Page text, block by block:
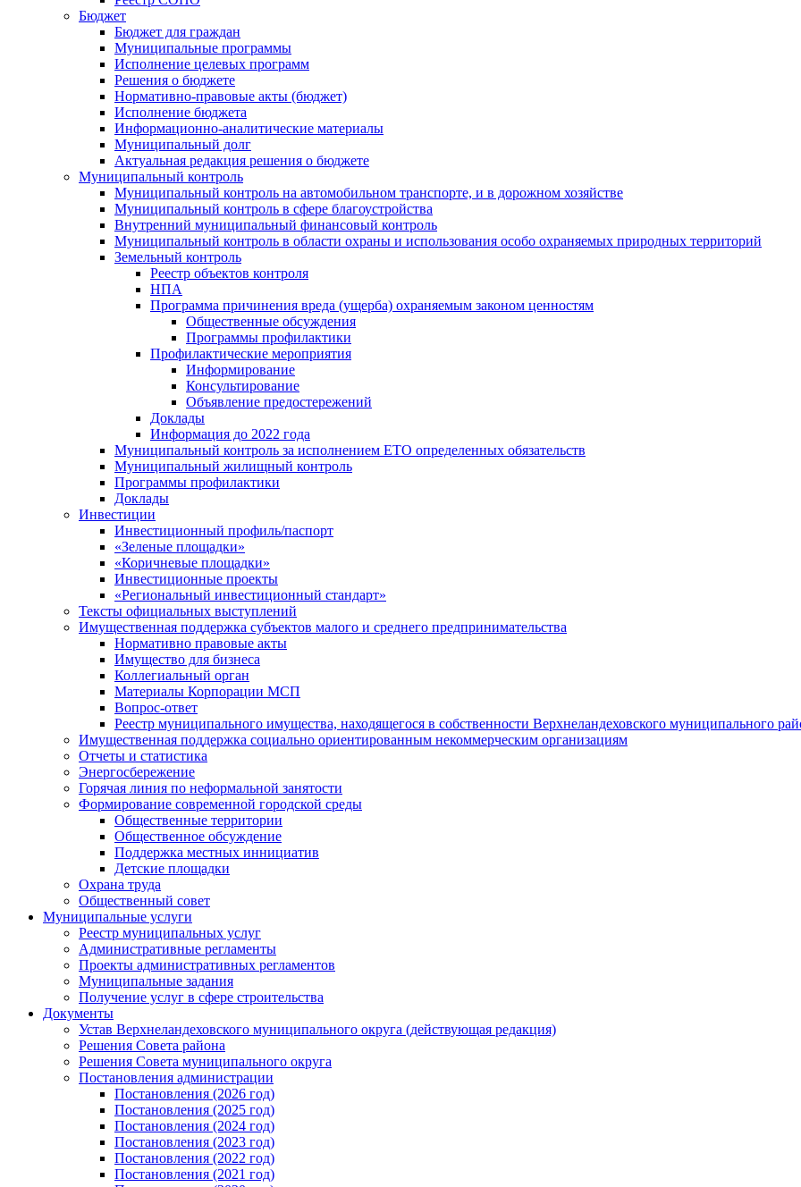
Бюджет
Бюджет для граждан
Муниципальные программы
Исполнение целевых программ
Решения о бюджете
Нормативно-правовые акты (бюджет)
Исполнение бюджета
Информационно-аналитические материалы
Муниципальный долг
Актуальная редакция решения о бюджете
Муниципальный контроль
Муниципальный контроль на автомобильном транспорте, и в дорожном хозяйстве
Муниципальный контроль в сфере благоустройства
Внутренний муниципальный финансовый контроль
Муниципальный контроль в области охраны и использования особо охраняемых природных территорий
Земельный контроль
Реестр объектов контроля
НПА
Программа причинения вреда (ущерба) охраняемым законом ценностям
Общественные обсуждения
Программы профилактики
Профилактические мероприятия
Информирование
Консультирование
Объявление предостережений
Доклады
Информация до 2022 года
Муниципальный контроль за исполнением ЕТО определенных обязательств
Муниципальный жилищный контроль
Программы профилактики
Доклады
Инвестиции
Инвестиционный профиль/паспорт
«Зеленые площадки»
«Коричневые площадки»
Инвестиционные проекты
«Региональный инвестиционный стандарт»
Тексты официальных выступлений
Имущественная поддержка субъектов малого и среднего предпринимательства
Нормативно правовые акты
Имущество для бизнеса
Коллегиальный орган
Материалы Корпорации МСП
Вопрос-ответ
Реестр муниципального имущества, находящегося в собственности Верхнеландеховского муниципального
Имущественная поддержка социально ориентированным некоммерческим организациям
Отчеты и статистика
Энергосбережение
Горячая линия по неформальной занятости
Формирование современной городской среды
Общественные территории
Общественное обсуждение
Поддержка местных иннициатив
Детские площадки
Охрана труда
Общественный совет
Муниципальные услуги
Реестр муниципальных услуг
Административные регламенты
Проекты административных регламентов
Муниципальные задания
Получение услуг в сфере строительства
Документы
Устав Верхнеландеховского муниципального округа (действующая редакция)
Решения Совета района
Решения Совета муниципального округа
Постановления администрации
Постановления (2026 год)
Постановления (2025 год)
Постановления (2024 год)
Постановления (2023 год)
Постановления (2022 год)
Постановления (2021 год)